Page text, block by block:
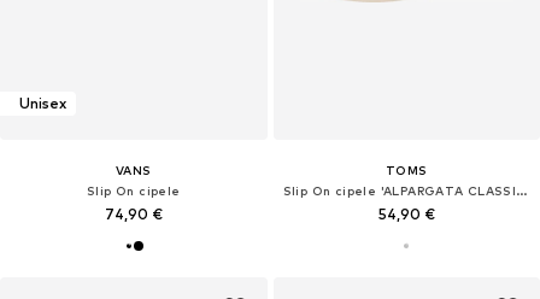
Unisex
VANS
Slip On cipele
74,90 €
TOMS
Slip On cipele 'ALPARGATA CLASSIC'
54,90 €